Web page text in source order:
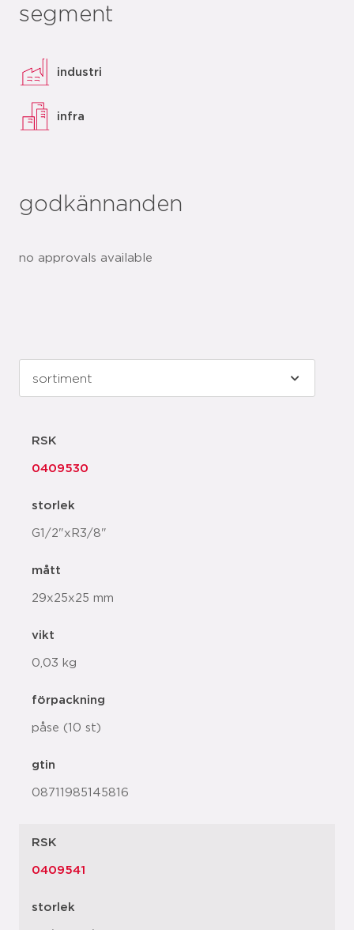
segment
industri
infra
godkännanden
no approvals available
RSK
0409530
storlek
G1/2"xR3/8"
mått
29x25x25 mm
vikt
0,03 kg
förpackning
påse (10 st)
gtin
08711985145816
RSK
0409541
storlek